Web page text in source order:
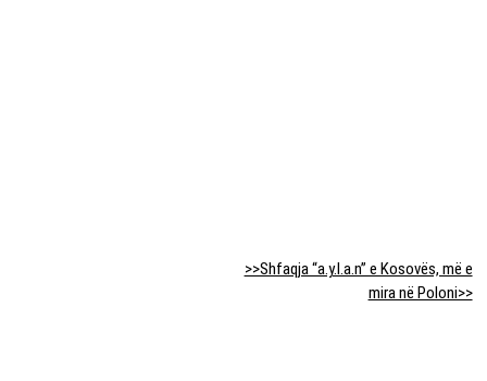
>>Shfaqja “a.y.l.a.n” e Kosovës, më e
mira në Poloni>>